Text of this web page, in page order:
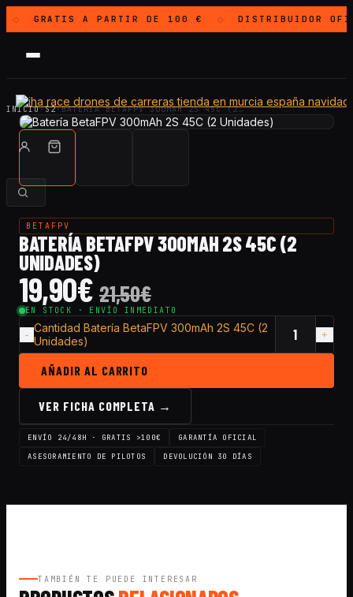
◇ GRATISA PARTIR DE 100 € ◇ DISTRIBUIDOR
INICIO·S2·BATERÍA BETAFPV 300MAH 2S 45C (2…
BETAFPV
BATERÍA BETAFPV 300MAH 2S 45C (2
UNIDADES)
19,90€ 21,50€
EN STOCK · ENVÍO INMEDIATO
Cantidad Batería BetaFPV 300mAh 2S 45C (2
Unidades)
AÑADIR AL CARRITO
VER FICHA COMPLETA →
ENVÍO 24/48H · GRATIS >100€
GARANTÍA OFICIAL
ASESORAMIENTO DE PILOTOS
DEVOLUCIÓN 30 DÍAS
TAMBIÉN TE PUEDE INTERESAR